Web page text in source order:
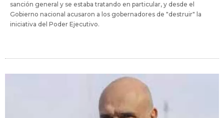
sanción general y se estaba tratando en particular, y desde el
Gobierno nacional acusaron a los gobernadores de "destruir" la
iniciativa del Poder Ejecutivo.